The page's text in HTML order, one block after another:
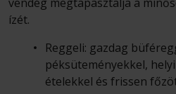
ízét.
Reggeli: gazdag
péksüteményekkel,
ételekkel és frissen